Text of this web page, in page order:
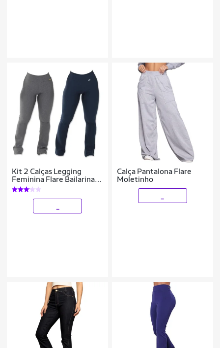
Kit 2 Calças Legging
Feminina Flare Bailarina
Felpada
Calça Pantalona Flare
Moletinho